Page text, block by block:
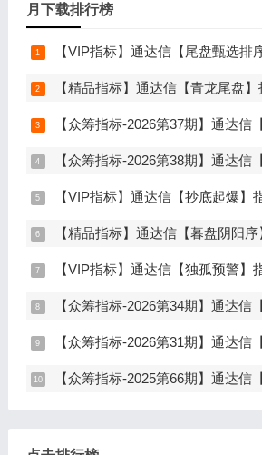
月下载排行榜
【VIP指标】通达信【尾盘甄选排序】指标，副图排序，短线打造的尾盘战法，今买明
【精品指标】通达信【青龙尾盘】指标，副图排序，分时主图，排序潜伏，次日套利，
【众筹指标-2026第37期】通达信【谛听竞价】指标，副图排序、选股，原价5980元的早盘竞价指标，可回测历史数
【众筹指标-2026第38期】通达信【分歧转多】指标，主图、副图、选股，首板分歧低吸
【VIP指标】通达信【抄底起爆】指标，主图、副图、选股，趋势缩量放量三重信号确认
【精品指标】通达信【暮盘阴阳序】指标，副图排序，尾盘选股，电脑版量化辅助工具，尾
【VIP指标】通达信【独孤预警】指标，副图、选股，码力金矿独创趋势企稳
【众筹指标-2026第34期】通达信【空间分歧转一致】指标，主图、副图、选股，中长线波段低吸，分歧后一
【众筹指标-2026第31期】通达信【行业板块联动】指标，主图、选股，精准捕捉板块行情，分清龙
【众筹指标-2025第66期】通达信【底定三秦】指标，主图、副图、选股，连板龙头低吸精准量化，